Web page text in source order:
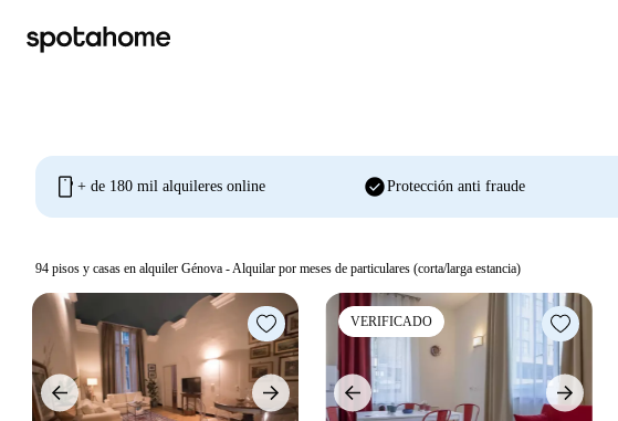
mobile + de 180 mil alquileres online check_circleProtección anti fraude
94 pisos y casas en alquiler Génova - Alquilar por meses de particulares (corta/larga estancia)
VERIFICADO